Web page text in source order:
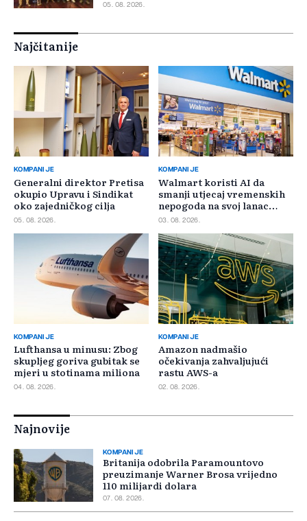
05. 08. 2026.
Najčitanije
KOMPANIJE
Generalni direktor Pretisa
okupio Upravu i Sindikat
oko zajedničkog cilja
05. 08. 2026.
KOMPANIJE
Walmart koristi AI da
smanji utjecaj vremenskih
nepogoda na svoj lanac
snabdijevanja
03. 08. 2026.
KOMPANIJE
Lufthansa u minusu: Zbog
skupljeg goriva gubitak se
mjeri u stotinama miliona
04. 08. 2026.
KOMPANIJE
Amazon nadmašio
očekivanja zahvaljujući
rastu AWS-a
02. 08. 2026.
Najnovije
KOMPANIJE
Britanija odobrila Paramountovo
preuzimanje Warner Brosa vrijedno
110 milijardi dolara
07. 08. 2026.